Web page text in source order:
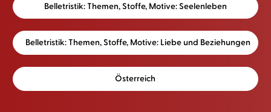
Belletristik: Themen, Stoffe, Motive: Seelenleben
Belletristik: Themen, Stoffe, Motive: Liebe und Beziehungen
Österreich